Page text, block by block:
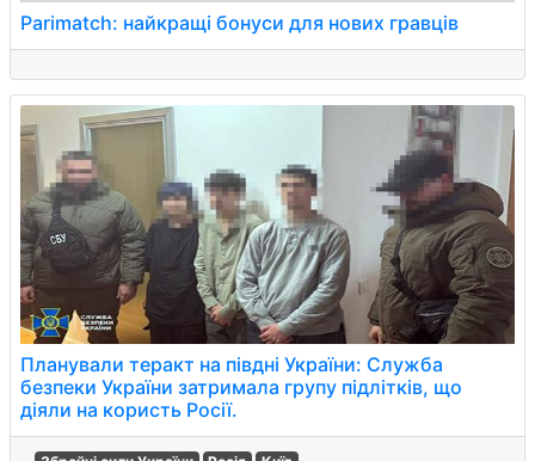
Parimatch: найкращі бонуси для нових гравців
Планували теракт на півдні України: Служба
безпеки України затримала групу підлітків, що
діяли на користь Росії.